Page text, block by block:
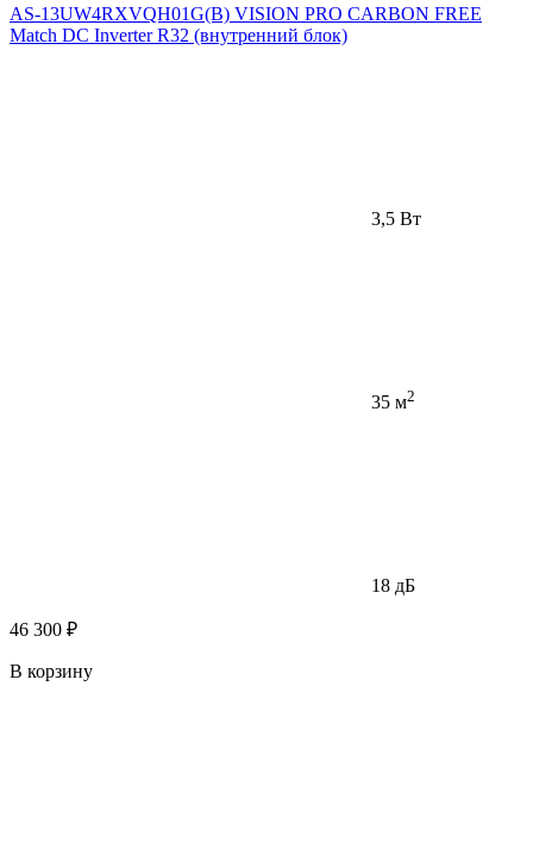
AS-13UW4RXVQH01G(B) VISION PRO CARBON FREE
Match DC Inverter R32 (внутренний блок)
3,5 Вт
35 м2
18 дБ
46 300 ₽
В корзину